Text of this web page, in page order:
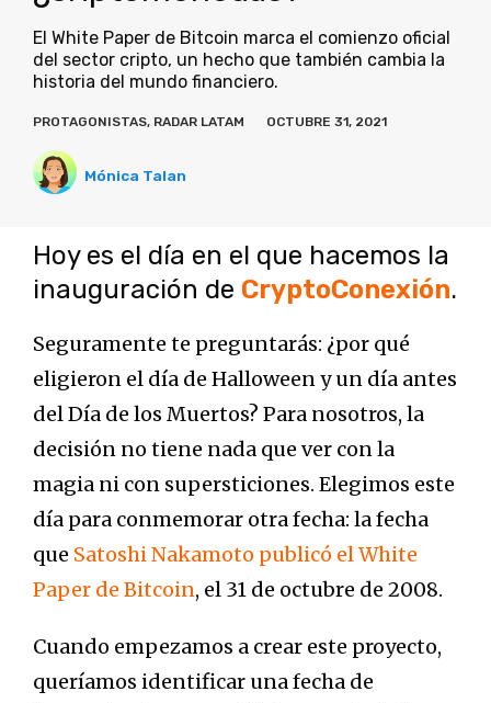
El White Paper de Bitcoin marca el comienzo oficial
del sector cripto, un hecho que también cambia la
historia del mundo financiero.
PROTAGONISTAS, RADAR LATAM OCTUBRE 31, 2021
Mónica Talan
Hoy es el día en el que hacemos la
inauguración de CryptoConexión.
Seguramente te preguntarás: ¿por qué
eligieron el día de Halloween y un día antes
del Día de los Muertos? Para nosotros, la
decisión no tiene nada que ver con la
magia ni con supersticiones. Elegimos este
día para conmemorar otra fecha: la fecha
que Satoshi Nakamoto publicó el White
Paper de Bitcoin, el 31 de octubre de 2008.
Cuando empezamos a crear este proyecto,
queríamos identificar una fecha de